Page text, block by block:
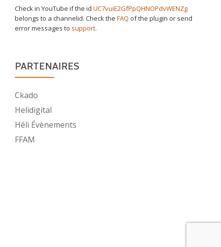
Check in YouTube if the id UC7vuiE2GfPpQHNOPdvWENZg
belongs to a channelid. Check the FAQ of the plugin or send
error messages to support.
PARTENAIRES
Ckado
Helidigital
Héli Évènements
FFAM